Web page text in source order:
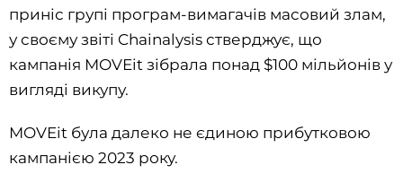
приніс групі програм-вимагачів масовий злам,
у своєму звіті Chainalysis стверджує, що
кампанія MOVEit зібрала понад $100 мільйонів у
вигляді викупу.
MOVEit була далеко не єдиною прибутковою
кампанією 2023 року.